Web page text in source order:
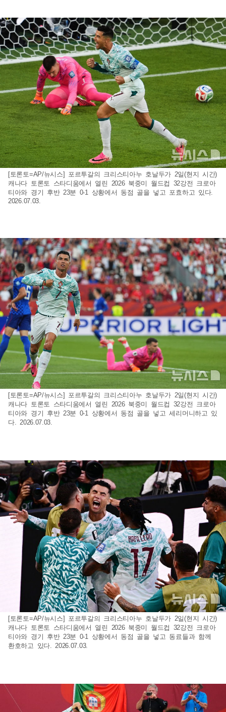
[토론토=AP/뉴시스] 포르투갈의 크리스티아누 호날두가 2일(현지 시간)
캐나다 토론토 스타디움에서 열린 2026 북중미 월드컵 32강전 크로아
티아와 경기 후반 23분 0-1 상황에서 동점 골을 넣고 포효하고 있다.
2026.07.03.
[토론토=AP/뉴시스] 포르투갈의 크리스티아누 호날두가 2일(현지 시간)
캐나다 토론토 스타디움에서 열린 2026 북중미 월드컵 32강전 크로아
티아와 경기 후반 23분 0-1 상황에서 동점 골을 넣고 세리머니하고 있
다. 2026.07.03.
[토론토=AP/뉴시스] 포르투갈의 크리스티아누 호날두가 2일(현지 시간)
캐나다 토론토 스타디움에서 열린 2026 북중미 월드컵 32강전 크로아
티아와 경기 후반 23분 0-1 상황에서 동점 골을 넣고 동료들과 함께
환호하고 있다. 2026.07.03.